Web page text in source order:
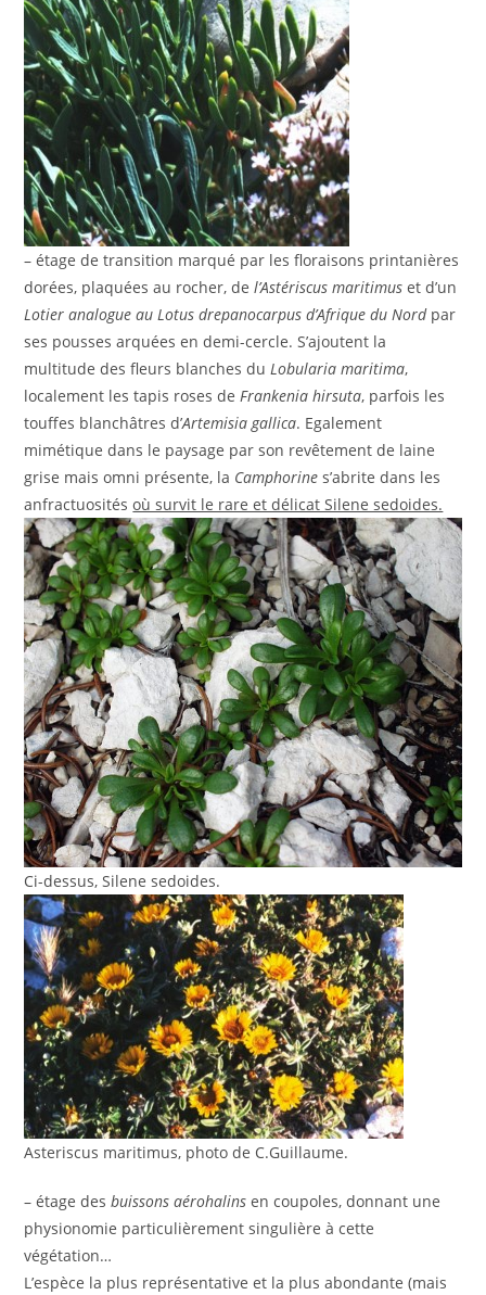
– étage de transition marqué par les floraisons printanières
dorées, plaquées au rocher, del’Astériscus maritimus et d’un
Lotier analogue au Lotus drepanocarpus d’Afrique du Nordpar
ses pousses arquées en demi-cercle. S’ajoutent la
multitude des fleurs blanches duLobularia maritima,
localement les tapis roses deFrankenia hirsuta, parfois les
touffes blanchâtres d’Artemisia gallica. Egalement
mimétique dans le paysage par son revêtement de laine
grise mais omni présente, la Camphorine s’abrite dans les
anfractuositésoù survit le rare et délicat Silene sedoides.
Ci-dessus, Silene sedoides.
Asteriscus maritimus, photo de C.Guillaume.
– étage desbuissons aérohalinsen coupoles, donnant une
physionomie particulièrement singulière à cette
végétation…
L’espèce la plus représentative et la plus abondante (mais